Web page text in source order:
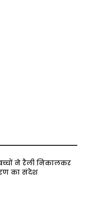
ने रैली निकालकर
का संदेश